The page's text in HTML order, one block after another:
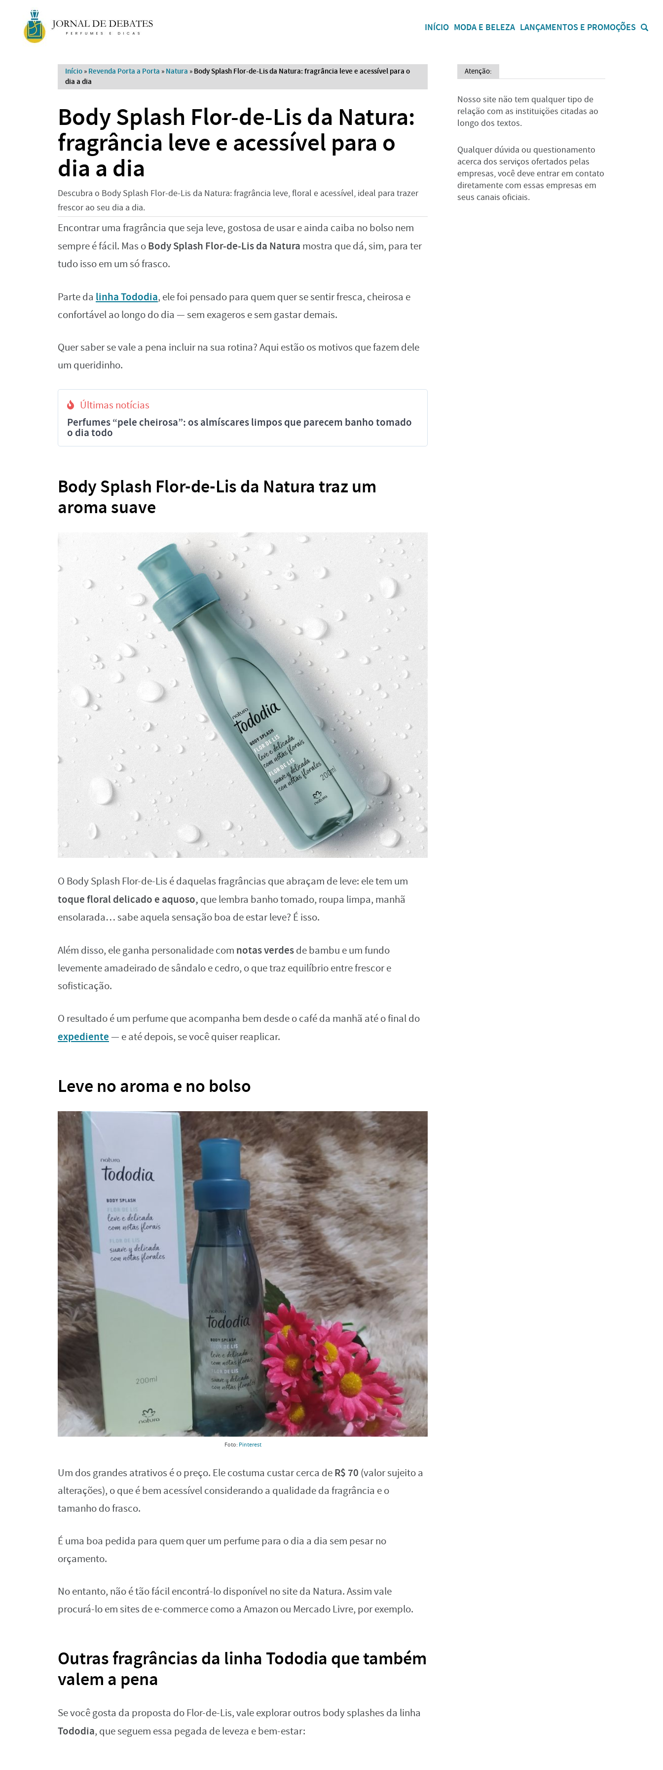
INÍCIO MODA E BELEZA LANÇAMENTOS E PROMOÇÕES
Início » Revenda Porta a Porta » Natura » Body Splash Flor-de-Lis da Natura: fragrância leve e acessível para o
dia a dia
Body Splash Flor-de-Lis da Natura:
fragrância leve e acessível para o
dia a dia
Descubra o Body Splash Flor-de-Lis da Natura: fragrância leve, floral e acessível, ideal para trazer
frescor ao seu dia a dia.
Encontrar uma fragrância que seja leve, gostosa de usar e ainda caiba no bolso nem
sempre é fácil. Mas oBody Splash Flor-de-Lis da Natura mostra que dá, sim, para ter
tudo isso em um só frasco.
Parte da linhaTododia, ele foi pensado para quem quer se sentir fresca, cheirosa e
confortável ao longo do dia — sem exageros e sem gastar demais.
Quer saber se vale a pena incluir na sua rotina? Aqui estão os motivos que fazem dele
um queridinho.
Últimas notícias
Perfumes “pele cheirosa”: os almíscares limpos que parecem banho tomado
o dia todo
Body Splash Flor-de-Lis da Natura traz um
aroma suave
O Body Splash Flor-de-Lis é daquelas fragrâncias que abraçam de leve: ele tem um
toque floral delicado e aquoso, que lembra banho tomado, roupa limpa, manhã
ensolarada… sabe aquela sensação boa de estar leve? É isso.
Além disso, ele ganha personalidade com notas verdesde bambu e um fundo
levemente amadeirado de sândalo e cedro, o que traz equilíbrio entre frescor e
sofisticação.
O resultado é um perfume que acompanha bem desde o café da manhã até o final do
expediente— e até depois, se você quiser reaplicar.
Leve no aroma e no bolso
Foto: Pinterest
Um dos grandes atrativos é o preço. Ele costuma custar cerca deR$ 70 (valor sujeito a
alterações), o que é bem acessível considerando a qualidade da fragrância e o
tamanho do frasco.
É uma boa pedida para quem quer um perfume para o dia a dia sem pesar no
orçamento.
No entanto, não é tão fácil encontrá-lo disponível no site da Natura. Assim vale
procurá-lo em sites de e-commerce como a Amazon ou Mercado Livre, por exemplo.
Outras fragrâncias da linha Tododia que também
valem a pena
Se você gosta da proposta do Flor-de-Lis, vale explorar outros body splashes da linha
Tododia, que seguem essa pegada de leveza e bem-estar:
Atenção:
Nosso site não tem qualquer tipo de
relação com as instituições citadas ao
longo dos textos.
Qualquer dúvida ou questionamento
acerca dos serviços ofertados pelas
empresas, você deve entrar em contato
diretamente com essas empresas em
seus canais oficiais.